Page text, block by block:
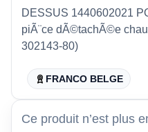
DESSUS 1440602021
piÃ¨ce dÃ©tachÃ©e
302143-80)
FRANCO BELGE
Ce produit n’est plus